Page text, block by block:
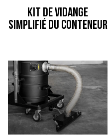
Kit de vidange
simplifié du conteneur